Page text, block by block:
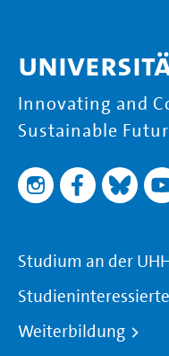
Innovating and
Sustainable
Studium an der
Studieninteressierte
Weiterbildung